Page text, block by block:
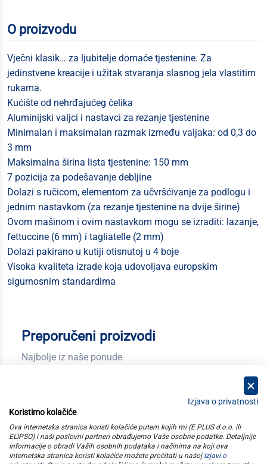
O proizvodu
Vječni klasik… za ljubitelje domaće tjestenine. Za
jedinstvene kreacije i užitak stvaranja slasnog jela vlastitim
rukama.
Kućište od nehrđajućeg čelika
Aluminijski valjci i nastavci za rezanje tjestenine
Minimalan i maksimalan razmak između valjaka: od 0,3 do
3 mm
Maksimalna širina lista tjestenine: 150 mm
7 pozicija za podešavanje debljine
Dolazi s ručicom, elementom za učvršćivanje za podlogu i
jednim nastavkom (za rezanje tjestenine na dvije širine)
Ovom mašinom i ovim nastavkom mogu se izraditi: lazanje,
fettuccine (6 mm) i tagliatelle (2 mm)
Dolazi pakirano u kutiji otisnutoj u 4 boje
Visoka kvaliteta izrade koja udovoljava europskim
sigurnosnim standardima
Preporučeni proizvodi
Najbolje iz naše ponude
kategorije
elipso
Izjava o privatnosti
Koristimo kolačiće
Ova internetska stranica koristi kolačiće putem kojih mi (E PLUS d.o.o. ili
ELIPSO) i naši poslovni partneri obrađujemo Vaše osobne podatke. Detaljnije
informacije o obradi Vaših osobnih podataka i načinima na koji ova
internetska stranica koristi kolačiće možete pročitati u našoj Izjavi o